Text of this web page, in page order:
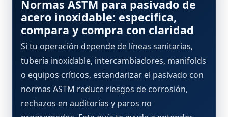
Normas ASTM para pasivado de
acero inoxidable: especifica,
compara y compra con claridad
Si tu operación depende de líneas sanitarias,
tubería inoxidable, intercambiadores, manifolds
o equipos críticos, estandarizar el pasivado con
normas ASTM reduce riesgos de corrosión,
rechazos en auditorías y paros no